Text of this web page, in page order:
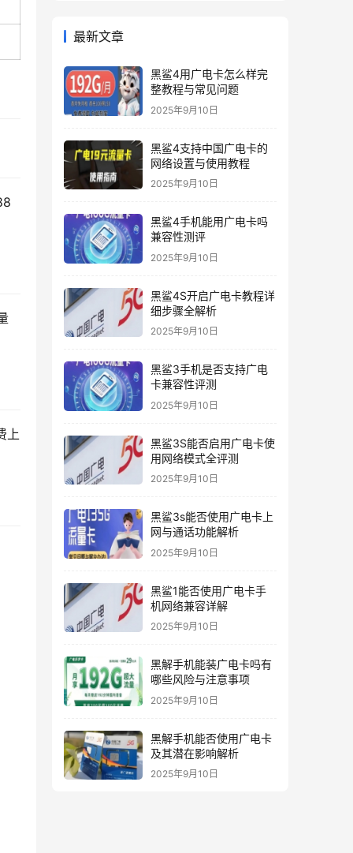
上
最新文章
黑鲨4用广电卡怎么样完
整教程与常见问题
2025年9月10日
黑鲨4支持中国广电卡的
网络设置与使用教程
2025年9月10日
黑鲨4手机能用广电卡吗
兼容性测评
2025年9月10日
黑鲨4S开启广电卡教程详
细步骤全解析
2025年9月10日
黑鲨3手机是否支持广电
卡兼容性评测
2025年9月10日
黑鲨3S能否启用广电卡使
用网络模式全评测
2025年9月10日
黑鲨3s能否使用广电卡上
网与通话功能解析
2025年9月10日
黑鲨1能否使用广电卡手
机网络兼容详解
2025年9月10日
黑解手机能装广电卡吗有
哪些风险与注意事项
2025年9月10日
黑解手机能否使用广电卡
及其潜在影响解析
2025年9月10日